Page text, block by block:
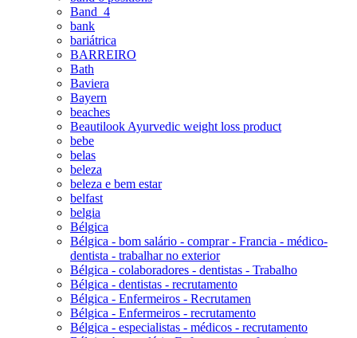
Band_4
bank
bariátrica
BARREIRO
Bath
Baviera
Bayern
beaches
Beautilook Ayurvedic weight loss product
bebe
belas
beleza
beleza e bem estar
belfast
belgia
Bélgica
Bélgica - bom salário - comprar - Francia - médico-
dentista - trabalhar no exterior
Bélgica - colaboradores - dentistas - Trabalho
Bélgica - dentistas - recrutamento
Bélgica - Enfermeiros - Recrutamen
Bélgica - Enfermeiros - recrutamento
Bélgica - especialistas - médicos - recrutamento